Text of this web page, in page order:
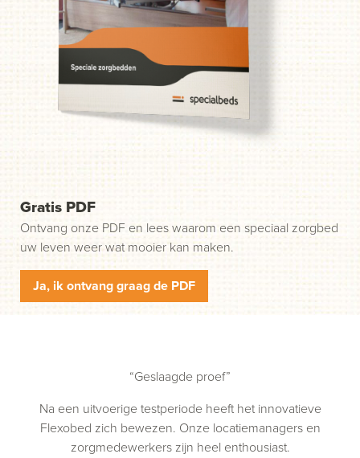
probleem. Wij helpen u in drie gemakkelijke stappen op
weg. Stap 1: klik op de groene knop "Start uw aanvraag"
en wij nemen contact met u op.
Gratis PDF
Ontvang onze PDF en lees waarom een speciaal zorgbed
uw leven weer wat mooier kan maken.
Ja, ik ontvang graag de PDF
“Geslaagde proef”
Na een uitvoerige testperiode heeft het innovatieve
Flexobed zich bewezen. Onze locatiemanagers en
zorgmedewerkers zijn heel enthousiast.